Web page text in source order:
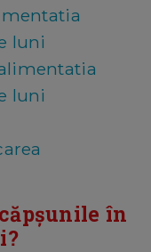
luni
luni
în